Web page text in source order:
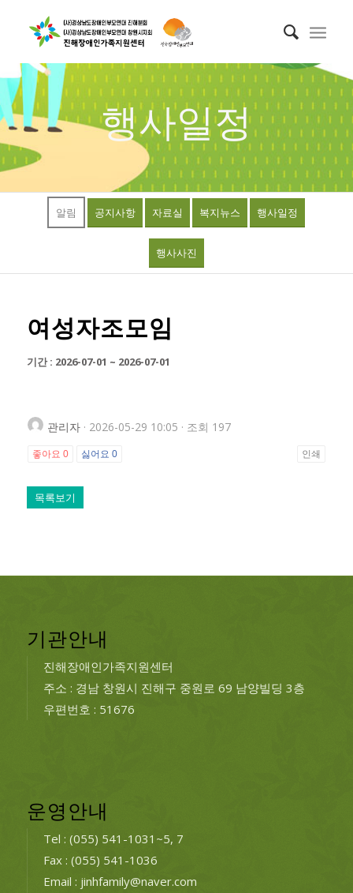
행사일정
알림 공지사항 자료실 복지뉴스 행사일정
행사사진
여성자조모임
기간 : 2026-07-01 ~ 2026-07-01
관리자 · 2026-05-29 10:05 · 조회 197
좋아요 0 싫어요 0 인쇄
목록보기
기관안내
진해장애인가족지원센터
주소 : 경남 창원시 진해구 중원로 69 남양빌딩 3층
우편번호 : 51676
운영안내
Tel : (055) 541-1031~5, 7
Fax : (055) 541-1036
Email : jinhfamily@naver.com